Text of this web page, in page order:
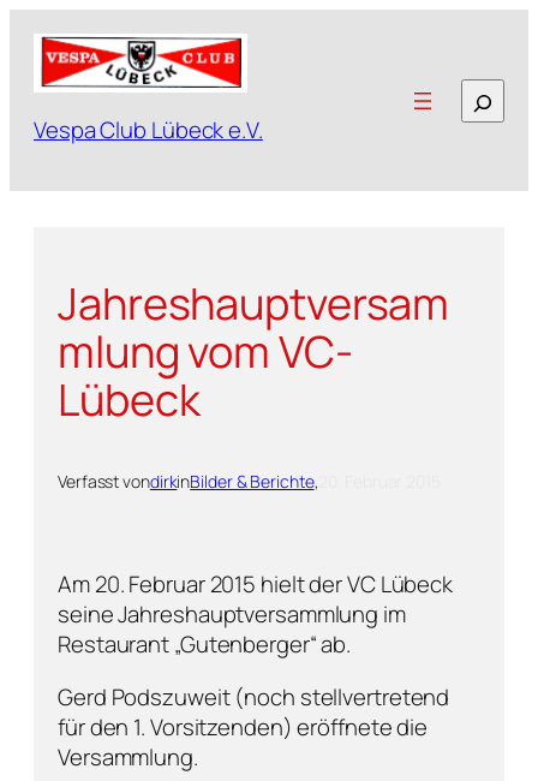
Inhalt
springen
Vespa Club Lübeck e.V.
Suchen
Jahreshauptversam
mlung vom VC-
Lübeck
Verfasst vondirkinBilder & Berichte,
Am 20. Februar 2015 hielt der VC Lübeck
seine Jahreshauptversammlung im
Restaurant „Gutenberger“ ab.
Gerd Podszuweit (noch stellvertretend
für den 1. Vorsitzenden) eröffnete die
Versammlung.